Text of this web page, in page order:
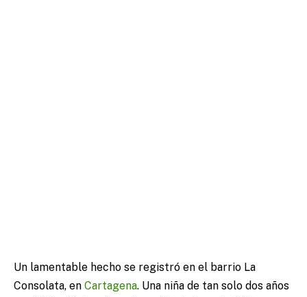
Un lamentable hecho se registró en el barrio La
Consolata, en Cartagena. Una niña de tan solo dos años